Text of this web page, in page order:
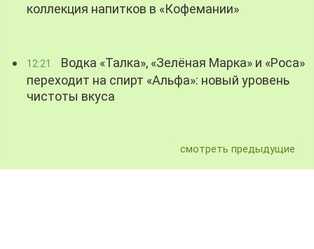
коллекция напитков в «Кофемании»
12:21
Водка «Талка», «Зелёная Марка» и «Роса»
переходит на спирт «Альфа»: новый уровень
чистоты вкуса
смотреть предыдущие